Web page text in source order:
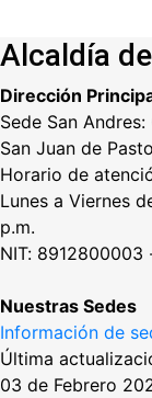
Alcaldía
Dirección
Sede San
San Juan de
Horario de
Lunes a Viernes
p.m.
NIT: 8912800003
Nuestras Sedes
Información de
Última
03 de Febrero